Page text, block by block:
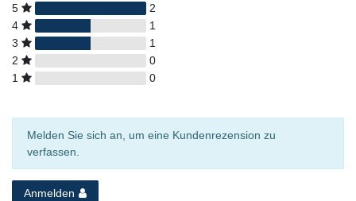
5
2
4
1
3
1
2
0
1
0
Melden Sie sich an, um eine Kundenrezension zu
verfassen.
Anmelden